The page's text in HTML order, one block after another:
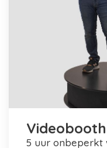
5 uur onbeperkt video's maken + personele